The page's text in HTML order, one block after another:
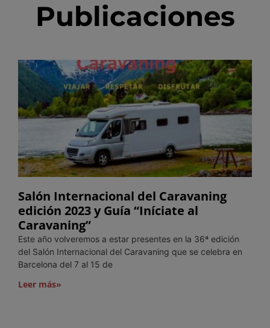
Publicaciones
Salón Internacional del Caravaning
edición 2023 y Guía “Iníciate al
Caravaning”
Este año volveremos a estar presentes en la 36ª edición
del Salón Internacional del Caravaning que se celebra en
Barcelona del 7 al 15 de
Leer más»